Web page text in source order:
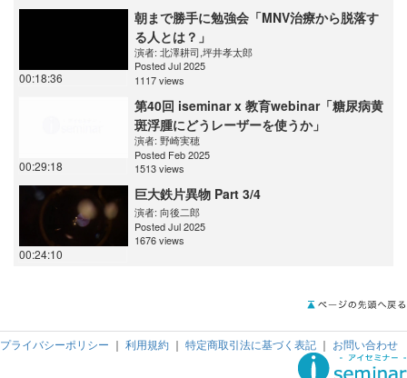
00:18:36
朝まで勝手に勉強会「MNV治療から脱落す
る人とは？」
演者: 北澤耕司,坪井孝太郎
Posted Jul 2025
1117 views
00:29:18
第40回 iseminar x 教育webinar「糖尿病黄
斑浮腫にどうレーザーを使うか」
演者: 野崎実穂
Posted Feb 2025
1513 views
00:24:10
巨大鉄片異物 Part 3/4
演者: 向後二郎
Posted Jul 2025
1676 views
プライバシーポリシー ｜ 利用規約 ｜ 特定商取引法に基づく表記 ｜ お問い合わせ